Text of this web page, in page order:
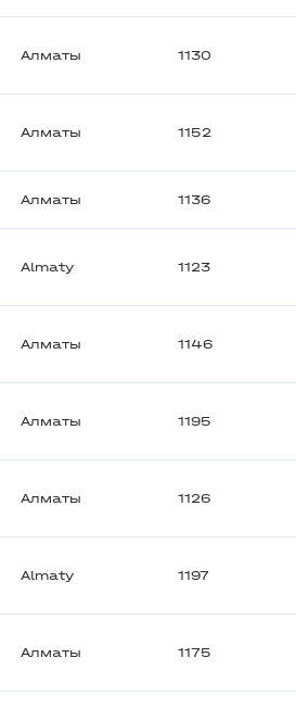
Алматы 1130
Алматы 1152
Алматы 1136
Almaty 1123
Алматы 1146
Алматы 1195
Алматы 1126
Almaty 1197
Алматы 1175